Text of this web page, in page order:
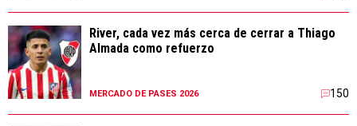
River, cada vez más cerca de cerrar a Thiago
Almada como refuerzo
MERCADO DE PASES 2026 150